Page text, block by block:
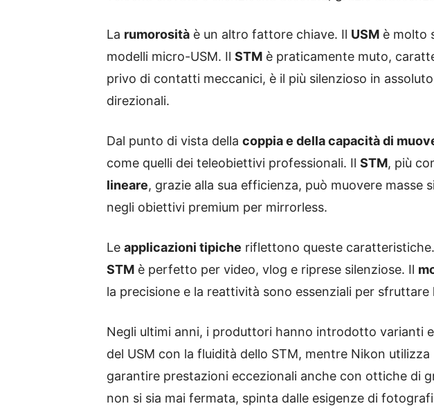
La rumorosità è un altro fattore chiave. Il USM è molto
modelli micro-USM. Il STM è praticamente muto,
privo di contatti meccanici, è il più silenzioso in
direzionali.
Dal punto di vista della coppia e della capacità di
come quelli dei teleobiettivi professionali. Il STM, più
lineare, grazie alla sua efficienza, può muovere
negli obiettivi premium per mirrorless.
Le applicazioni tipiche riflettono queste
STM è perfetto per video, vlog e riprese silenziose. Il
la precisione e la reattività sono essenziali per
Negli ultimi anni, i produttori hanno introdotto varianti
del USM con la fluidità dello STM, mentre Nikon
garantire prestazioni eccezionali anche con ottiche di
non si sia mai fermata, spinta dalle esigenze di